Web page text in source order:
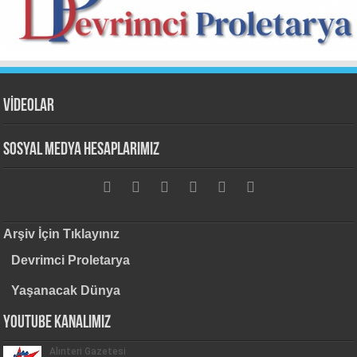
VİDEOLAR
Sosyal Medya Hesaplarımız
Arşiv İçin Tıklayınız
Devrimci Proletarya
Yaşanacak Dünya
Youtube Kanalımız